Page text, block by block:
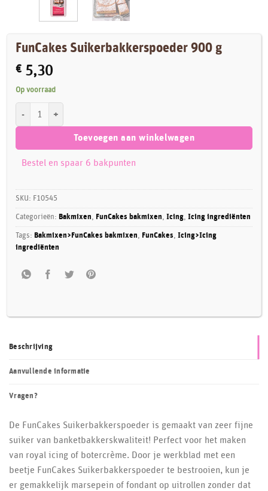
FunCakes Suikerbakkerspoeder 900 g
€ 5,30
Op voorraad
Toevoegen aan winkelwagen
Bestel en spaar 6 bakpunten
SKU: F10545
Categorieën: Bakmixen, FunCakes bakmixen,Icing,Icing ingrediënten
Tags: Bakmixen>FunCakes bakmixen, FunCakes,Icing>Icing
ingrediënten
Beschrijving
Aanvullende informatie
Vragen?
De FunCakes Suikerbakkerspoeder is gemaakt van zeer fijne
suiker van banketbakkerskwaliteit! Perfect voor het maken
van royal icing of botercrème. Door je werkblad met een
beetje FunCakes Suikerbakkerspoeder te bestrooien, kun je
er gemakkelijk marsepein of fondant op uitrollen zonder dat